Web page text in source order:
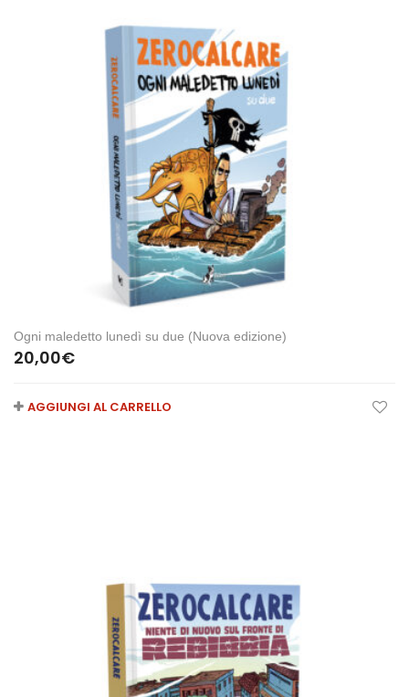
Ogni maledetto lunedì su due (Nuova edizione)
20,00€
AGGIUNGI AL CARRELLO